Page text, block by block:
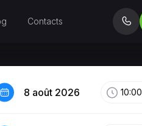
Contacts
8 août 2026 10:00